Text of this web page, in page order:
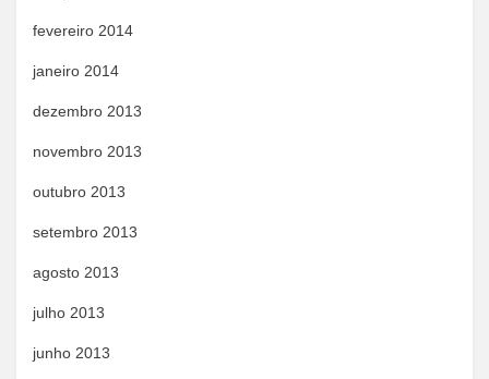
fevereiro 2014
janeiro 2014
dezembro 2013
novembro 2013
outubro 2013
setembro 2013
agosto 2013
julho 2013
junho 2013